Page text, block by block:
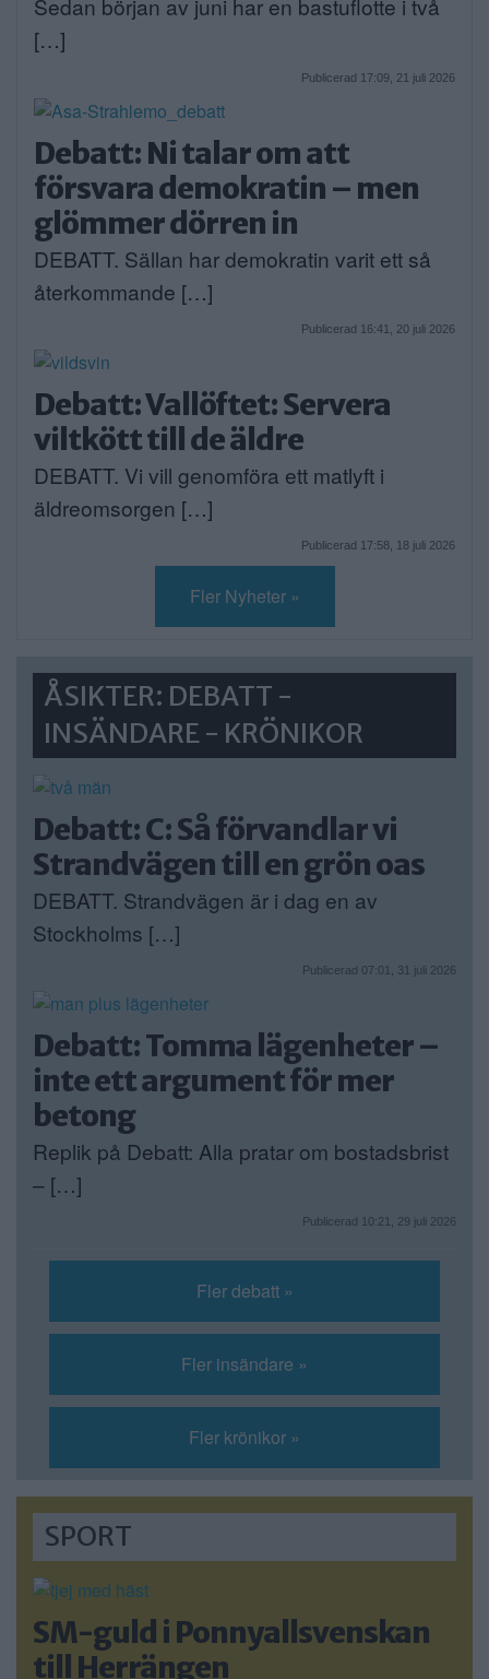
Sedan början av juni har en bastuflotte i två
[…]
Publicerad 17:09, 21 juli 2026
Debatt: Ni talar om att
försvara demokratin – men
glömmer dörren in
DEBATT. Sällan har demokratin varit ett så
återkommande […]
Publicerad 16:41, 20 juli 2026
Debatt: Vallöftet: Servera
viltkött till de äldre
DEBATT. Vi vill genomföra ett matlyft i
äldreomsorgen […]
Publicerad 17:58, 18 juli 2026
Fler Nyheter »
ÅSIKTER: DEBATT -
INSÄNDARE - KRÖNIKOR
Debatt: C: Så förvandlar vi
Strandvägen till en grön oas
DEBATT. Strandvägen är i dag en av
Stockholms […]
Publicerad 07:01, 31 juli 2026
Debatt: Tomma lägenheter –
inte ett argument för mer
betong
Replik på Debatt: Alla pratar om bostadsbrist
– […]
Publicerad 10:21, 29 juli 2026
Fler debatt »
Fler insändare »
Fler krönikor »
SPORT
SM-guld i Ponnyallsvenskan
till Herrängen